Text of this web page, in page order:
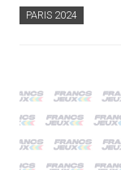
PARIS 2024